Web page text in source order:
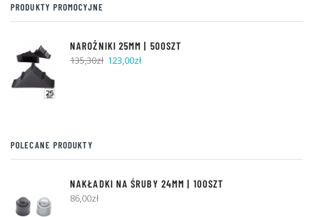
PRODUKTY PROMOCYJNE
NAROŻNIKI 25MM | 500SZT
135,30zł Pierwotna
123,00złAktualna
POLECANE PRODUKTY
NAKŁADKI NA ŚRUBY 24MM | 100SZT
86,00zł